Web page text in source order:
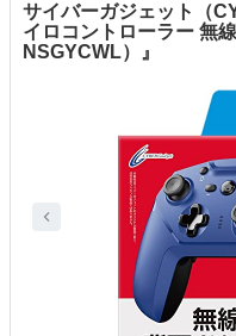
サイバーガジェット（
イロコントローラー 無
NSGYCWL）』